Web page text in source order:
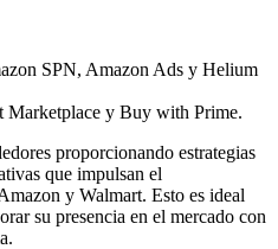
SPN, Amazon Ads y Helium
Marketplace y Buy with Prime.
proporcionando estrategias
que impulsan el
y Walmart. Esto es ideal
su presencia en el mercado con